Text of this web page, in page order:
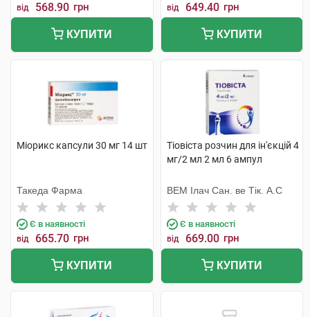
від 568.90 грн
КУПИТИ
від 649.40 грн
КУПИТИ
Міорикс капсули 30 мг 14 шт
Такеда Фарма
Є в наявності
від 665.70 грн
КУПИТИ
Тіовіста розчин для ін'єкцій 4
мг/2 мл 2 мл 6 ампул
ВЕМ Ілач Сан. ве Тік. А.С
Є в наявності
від 669.00 грн
КУПИТИ